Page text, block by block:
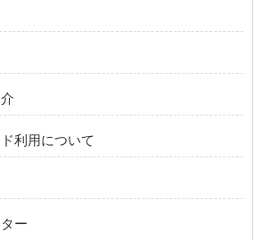
利用について
ー